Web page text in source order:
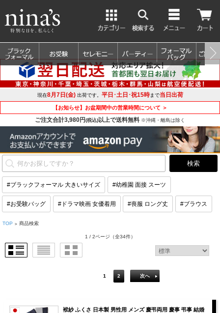
現在8月7日(金)出荷です。 平日･土日･祝15時まで当日出荷
【お知らせ】お盆期間中の営業時間について ＞
ご注文合計3,980円(税込)以上で送料無料 ※沖縄・離島は除く
#ブラックフォーマル 大きいサイズ #幼稚園 面接 スーツ
#お受験バッグ #ドラマ映画 女優着用 #喪服 ロング丈 #ブラウス
TOP > 商品検索
1 / 2ページ （全34件）
1 2 次へ
袱紗 ふくさ 日本製 男性用 メンズ 慶弔両用 慶事 弔事 結婚